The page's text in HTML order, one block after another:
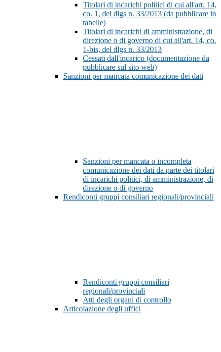
Titolari di incarichi politici di cui all'art. 14,
co. 1, del dlgs n. 33/2013 (da pubblicare in
tabelle)
Titolari di incarichi di amministrazione, di
direzione o di governo di cui all'art. 14, co.
1-bis, del dlgs n. 33/2013
Cessati dall'incarico (documentazione da
pubblicare sul sito web)
Sanzioni per mancata comunicazione dei dati
Sanzioni per mancata o incompleta
comunicazione dei dati da parte dei titolari
di incarichi politici, di amministrazione, di
direzione o di governo
Rendiconti gruppi consiliari regionali/provinciali
Rendiconti gruppi consiliari
regionali/provinciali
Atti degli organi di controllo
Articolazione degli uffici